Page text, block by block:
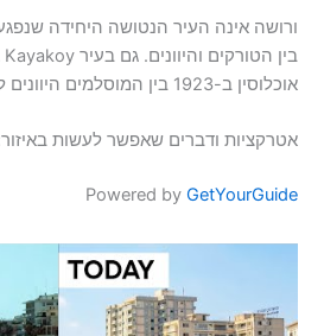
ורושה אינה העיר הנטושה היחידה
אוכלוסין ב-1923 בין המוסלמים היוונים לנוצרים הטורקים.
אטרקציות ודברים שאפשר לעשות
Powered by GetYourGuide